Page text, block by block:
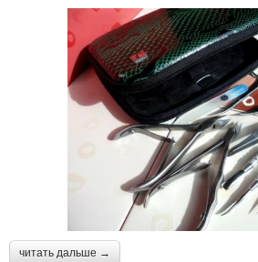
читать дальше →